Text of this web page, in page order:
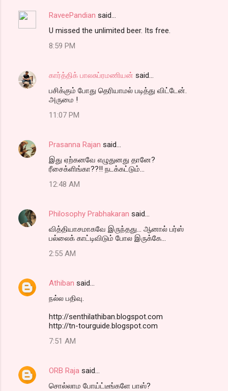
RaveePandian said…
U missed the unlimited beer. Its free.
8:59 PM
கார்த்திக் பாலசுப்ரமணியன் said…
பசிக்கும் போது தெரியாமல் படித்து விட்டேன்.
அருமை !
11:07 PM
Prasanna Rajan said…
இது ஏற்கனவே எழுதுனது தானே?
ரீசைக்ளிங்கா??!! நடக்கட்டும்...
12:48 AM
Philosophy Prabhakaran said…
வித்தியாசமாகவே இருந்தது... ஆனால் பர்ஸ்
பல்லைக் காட்டிவிடும் போல இருக்கே...
2:55 AM
Athiban said…
நல்ல பதிவு.
http://senthilathiban.blogspot.com
http://tn-tourguide.blogspot.com
7:51 AM
ORB Raja said…
சொல்லாம போய்ட்டீங்களே பாஸ்?